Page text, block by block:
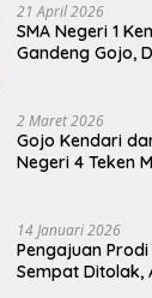
21 April 2026
SMA Negeri 1
Gandeng Gojo,
2 Maret 2026
Gojo Kendari
Negeri 4 Teken
14 Januari 2026
Pengajuan
Sempat Ditolak,